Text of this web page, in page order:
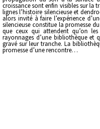
croissance sont enfin visibles sur la
lignes l’histoire silencieuse et
alors invité à faire l’expérience
silencieuse constitue la promesse
que ceux qui attendent qu’on
rayonnages d’une bibliothèque et
gravé sur leur tranche. La
promesse d’une rencontre…